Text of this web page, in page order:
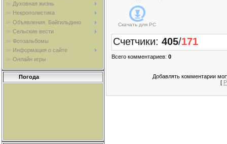
Духовная жизнь
Некрополистика
Объявления. Байгильдино
Сельские вести
Фотоальбомы
Информация о сайте
Онлайн игры
Погода
Скачать для PC
Счетчики: 405/171
Всего комментариев: 0
Добавлять комментарии
[